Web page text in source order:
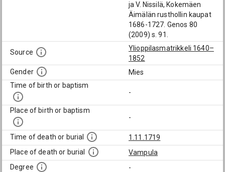
ja V. Nissilä, Kokemäen
Äimälän rusthollin kaupat
1686-1727. Genos 80
(2009) s. 91.
Source
Ylioppilasmatrikkeli 1640–
1852
Gender
Mies
Time of birth or baptism
-
Place of birth or baptism
-
Time of death or burial
1.11.1719
Place of death or burial
Vampula
Degree
-